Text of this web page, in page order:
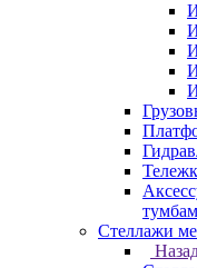
тумбам
Стеллажи